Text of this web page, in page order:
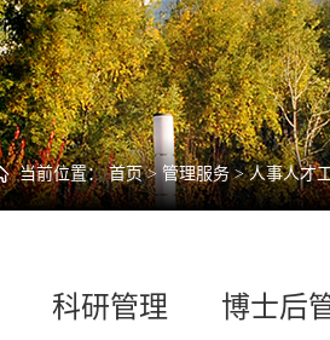
当前位置：首页>管理服务>人事人才
科研管理 博士后